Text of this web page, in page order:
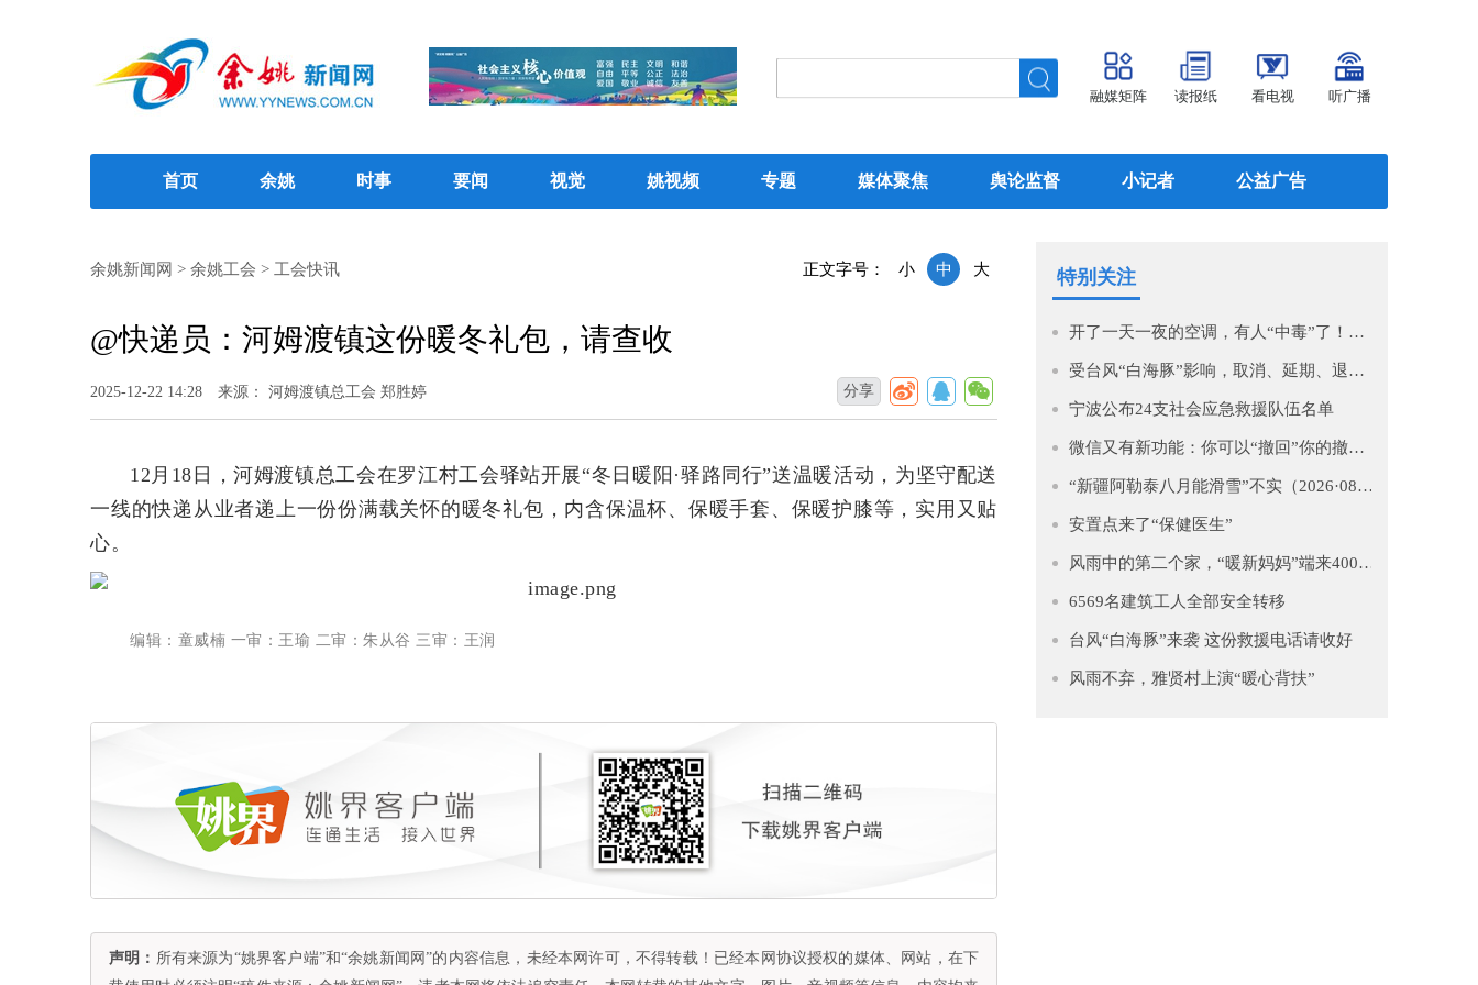
融媒矩阵 读报纸 看电视 听广播
首页 余姚 时事 要闻 视觉 姚视频 专题 媒体聚焦 舆论监督 小记者 公益广告
正文字号： 小 中 大
余姚新闻网 > 余姚工会 > 工会快讯
@快递员：河姆渡镇这份暖冬礼包，请查收
2025-12-22 14:28 来源： 河姆渡镇总工会 郑胜婷 分享
12月18日，河姆渡镇总工会在罗江村工会驿站开展“冬日暖阳·驿路同行”送温暖活动，为坚守配送
一线的快递从业者递上一份份满载关怀的暖冬礼包，内含保温杯、保暖手套、保暖护膝等，实用又贴
心。
编辑：童威楠 一审：王瑜 二审：朱从谷 三审：王润
声明： 所有来源为“姚界客户端”和“余姚新闻网”的内容信息，未经本网许可，不得转载！已经本网协议授权的媒体、网站，在下
特别关注
开了一天一夜的空调，有人“中毒”了！医生提醒→
受台风“白海豚”影响，取消、延期、退款！
宁波公布24支社会应急救援队伍名单
微信又有新功能：你可以“撤回”你的撤回了！
“新疆阿勒泰八月能滑雪”不实（2026·08·07）
安置点来了“保健医生”
风雨中的第二个家，“暖新妈妈”端来4000多只水饺慰藉异乡人
6569名建筑工人全部安全转移
台风“白海豚”来袭 这份救援电话请收好
风雨不弃，雅贤村上演“暖心背扶”